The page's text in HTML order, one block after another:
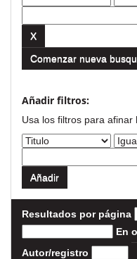
Comenzar nueva
Añadir filtros:
Usa los filtros para afinar
Resultados por página
En
Autor/registro